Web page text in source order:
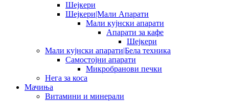
Шејкери
Шејкери|Мали Апарати
Мали кујнски апарати
Апарати за кафе
Шејкери
Мали кујнски апарати|Бела техника
Самостојни апарати
Микробранови печки
Нега за коса
Мачиња
Витамини и минерали